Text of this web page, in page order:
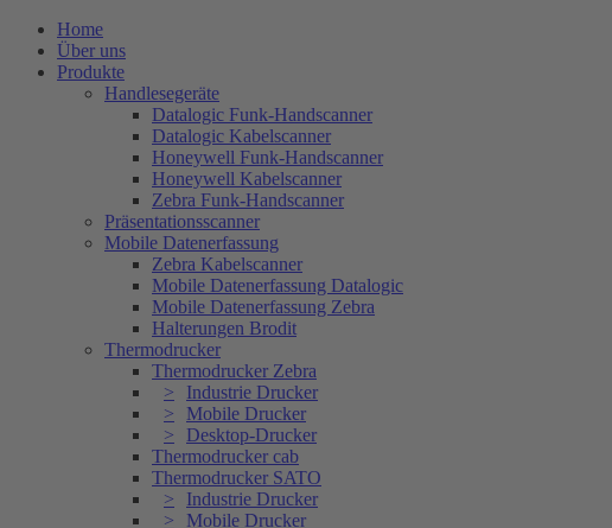
Home
Über uns
Produkte
Handlesegeräte
Datalogic Funk-Handscanner
Datalogic Kabelscanner
Honeywell Funk-Handscanner
Honeywell Kabelscanner
Zebra Funk-Handscanner
Präsentationsscanner
Mobile Datenerfassung
Zebra Kabelscanner
Mobile Datenerfassung Datalogic
Mobile Datenerfassung Zebra
Halterungen Brodit
Thermodrucker
Thermodrucker Zebra
Industrie Drucker
Mobile Drucker
Desktop-Drucker
Thermodrucker cab
Thermodrucker SATO
Industrie Drucker
Mobile Drucker